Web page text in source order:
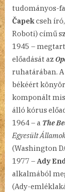
tudományos-
Čapekcseh
Roboti) című
1945 –
előadását az
ruhatárában.
békéért
komponált
álló kórus
1964 – a The
Egyesült
(Washington
1977 –Ady
alkalmából
(Ady-